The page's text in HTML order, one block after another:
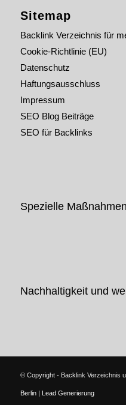
Sitemap
Backlink Verzeichnis für
Cookie-Richtlinie (EU)
Datenschutz
Haftungsausschluss
Impressum
SEO Blog Beiträge
SEO für Backlinks
Spezielle
Nachhaltigkeit und
© Copyright - Backlink Verzeichnis
Berlin| Lead Generierung